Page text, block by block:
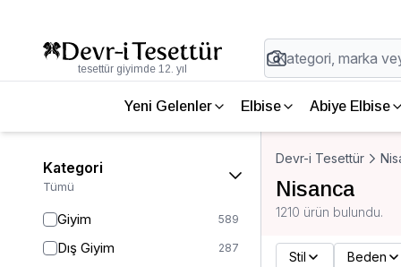
tesettür giyimde 12. yıl
Yeni Gelenler Elbise Abiye Elbise
Kategori
Tümü
Giyim 589
Dış Giyim 287
Devr-i Tesettür
Nisanca
1210 ürün bulundu.
Stil Beden